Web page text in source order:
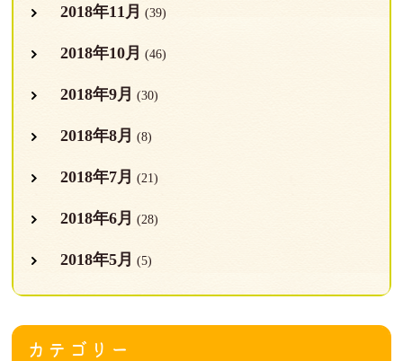
2018年11月 (39)
2018年10月 (46)
2018年9月 (30)
2018年8月 (8)
2018年7月 (21)
2018年6月 (28)
2018年5月 (5)
カテゴリー